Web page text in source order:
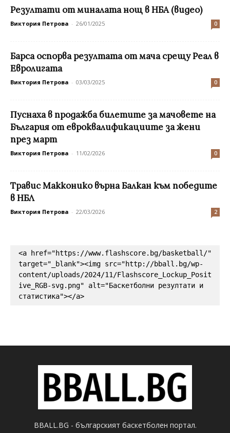
Резултати от миналата нощ в НБА (видео)
Виктория Петрова - 26/01/2025 0
Барса оспорва резултата от мача срещу Реал в
Евролигата
Виктория Петрова - 03/03/2025 0
Пуснаха в продажба билетите за мачовете на
България от евроквалификациите за жени
през март
Виктория Петрова - 11/02/2026 0
Травис Макконико върна Балкан към победите
в НБЛ
Виктория Петрова - 22/03/2026 2
<a href="https://www.flashscore.bg/basketball/"
target="_blank"><img src="http://bball.bg/wp-
content/uploads/2024/11/Flashscore_Lockup_Posit
ive_RGB-svg.png" alt="Баскетболни резултати и
статистика"></a>
BBALL.BG - българският баскетболен портал.